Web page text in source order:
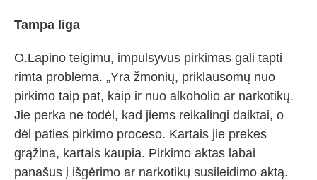
Tampa liga
O.Lapino teigimu, impulsyvus pirkimas gali tapti
rimta problema. „Yra žmonių, priklausomų nuo
pirkimo taip pat, kaip ir nuo alkoholio ar narkotikų.
Jie perka ne todėl, kad jiems reikalingi daiktai, o
dėl paties pirkimo proceso. Kartais jie prekes
grąžina, kartais kaupia. Pirkimo aktas labai
panašus į išgėrimo ar narkotikų susileidimo aktą.